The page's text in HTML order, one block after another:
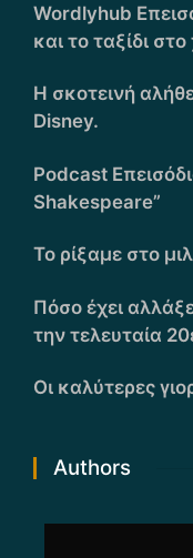
Wordlyhub
και το ταξίδι
Η σκοτεινή
Disney.
Podcast
Shakespeare”
Το ρίξαμε στο
Πόσο έχει
την τελευταία
Οι καλύτερες
Authors